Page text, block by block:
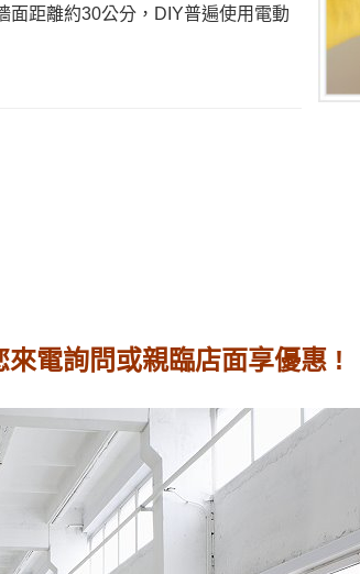
面距離約30公分，DIY普遍使用電動
來電詢問或親臨店面享優惠 !